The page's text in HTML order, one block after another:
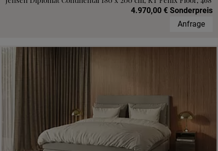
4.970,00 € Sonderpreis
Anfrage